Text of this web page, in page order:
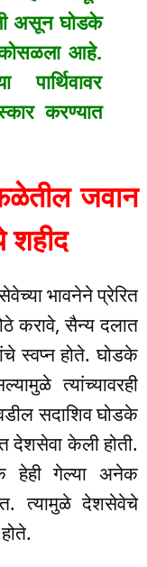
असून घोडके
कोसळला आहे.
पार्थिवावर
करण्यात
जवान
शहीद
भावनेने प्रेरित
करावे, सैन्य दलात
स्वप्न होते. घोडके
त्यांच्यावरही
वडील सदाशिव घोडके
देशसेवा केली होती.
हेही गेल्या अनेक
त्यामुळे देशसेवेचे